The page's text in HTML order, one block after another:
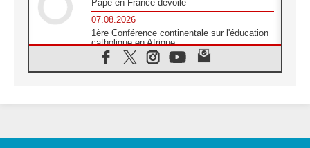
Pape en France dévoilé
07.08.2026
1ère Conférence continentale sur l'éducation
catholique en Afrique
07.08.2026
Un logo symbolique pour la venue du Pape
07.08.2026